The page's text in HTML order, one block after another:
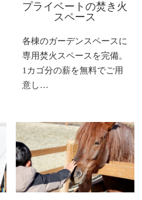
プライベートの焚き火
スペース
各棟のガーデンスペースに
専用焚火スペースを完備。
1カゴ分の薪を無料でご用
意し…